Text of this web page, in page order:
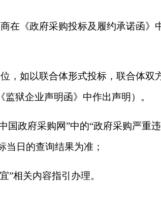
在《政府采购投标及履约承诺函》
，如以联合体形式投标，联合体双
狱企业声明函》中作出声明）。
国政府采购网”中的“政府采购严重
当日的查询结果为准；
”相关内容指引办理。